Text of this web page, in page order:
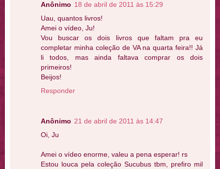
Anônimo 18 de abril de 2011 às 15:29
Uau, quantos livros!
Amei o vídeo, Ju!
Vou buscar os dois livros que faltam pra eu
completar minha coleção de VA na quarta feira!! Já
li todos, mas ainda faltava comprar os dois
primeiros!
Beijos!
Responder
Anônimo 21 de abril de 2011 às 14:47
Oi, Ju
Amei o vídeo enorme, valeu a pena esperar! rs
Estou louca pela coleção Sucubus tbm, prefiro mil